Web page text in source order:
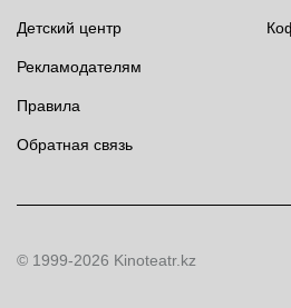
Детский центр
Рекламодателям
Правила
Обратная связь
© 1999-2026 Kinoteatr.kz